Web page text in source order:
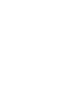
＿
ケル